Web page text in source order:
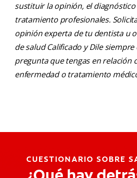
sustituir la opinión, el diagnóstico
tratamiento profesionales.
opinión experta de tu dentista u
de salud Calificado y Dile
pregunta que tengas en relación
enfermedad o tratamiento
CUESTIONARIO SOBRE